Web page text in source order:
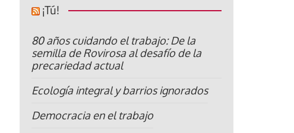
¡Tú!
80 años cuidando el trabajo: De la
semilla de Rovirosa al desafío de la
precariedad actual
Ecología integral y barrios ignorados
Democracia en el trabajo